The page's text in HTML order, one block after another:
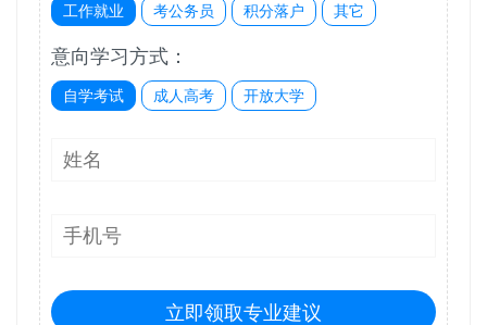
工作就业 考公务员 积分落户 其它
意向学习方式：
自学考试 成人高考 开放大学
立即领取专业建议